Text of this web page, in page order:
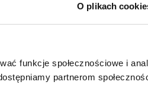
O plikach
funkcje społecznościowe i
partnerom
-